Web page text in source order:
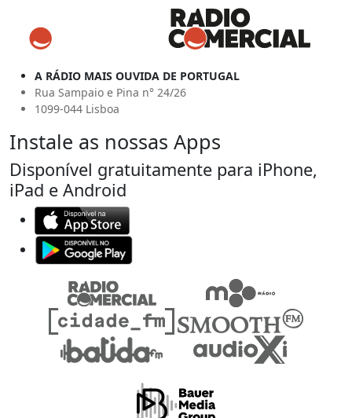
A RÁDIO MAIS OUVIDA DE PORTUGAL
Rua Sampaio e Pina n° 24/26
1099-044 Lisboa
Instale as nossas Apps
Disponível gratuitamente para iPhone,
iPad e Android